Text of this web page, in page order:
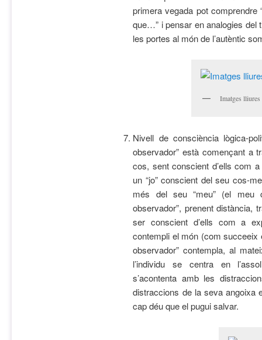
primera vegada pot
que…” i pensar en analogies del
les portes al món de l’autèntic
Imatges
Nivell de consciència lògica-
observador” està començant a
cos, sent conscient d’ells com
un “jo” conscient del seu cos-
més del seu “meu” (el
observador”, prenent distància,
ser conscient d’ells com a
contempli el món (com succeeix
observador” contempla, al
l’individu se centra en
s’acontenta amb les
distraccions de la seva angoixa
cap déu que el pugui salvar.